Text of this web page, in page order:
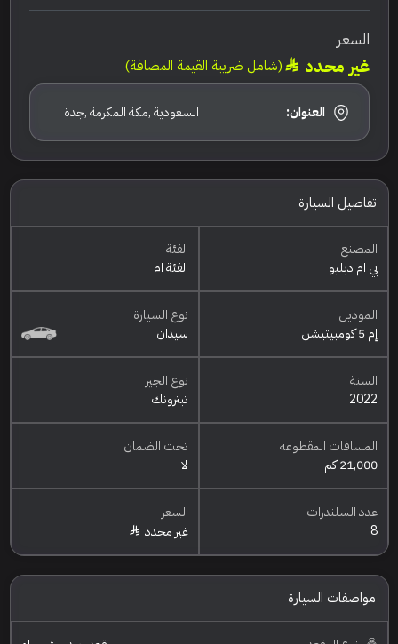
السعر
غير محدد (شامل ضريبة القيمة المضافة)
العنوان: السعودية ,مكة المكرمة ,جدة
تفاصيل السيارة
المصنع
بي ام دبليو
الفئة
الفئة ام
الموديل
إم 5 كومبيتيشن
نوع السيارة
سيدان
السنة
2022
نوع الجير
تبترونك
المسافات المقطوعه
21,000 كم
تحت الضمان
لا
عدد السلندرات
8
السعر
غير محدد
مواصفات السيارة